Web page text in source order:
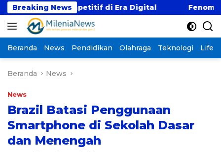
Langsung
ke
konten
Breaking News
Kompetitif di Era Digital Fenomena
Beranda News Pendidikan Olahraga Teknologi
Beranda News
News
Brazil Batasi Penggunaan
Smartphone di Sekolah Dasar
dan Menengah